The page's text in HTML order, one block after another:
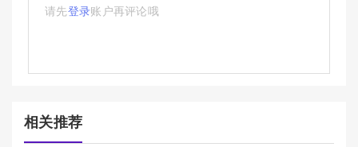
请先登录账户再评论哦
相关推荐